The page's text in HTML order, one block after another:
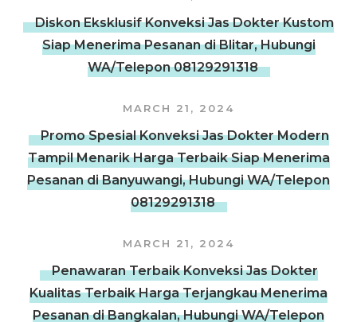
Diskon Eksklusif Konveksi Jas Dokter Kustom
Siap Menerima Pesanan di Blitar, Hubungi
WA/Telepon 08129291318
MARCH 21, 2024
Promo Spesial Konveksi Jas Dokter Modern
Tampil Menarik Harga Terbaik Siap Menerima
Pesanan di Banyuwangi, Hubungi WA/Telepon
08129291318
MARCH 21, 2024
Penawaran Terbaik Konveksi Jas Dokter
Kualitas Terbaik Harga Terjangkau Menerima
Pesanan di Bangkalan, Hubungi WA/Telepon